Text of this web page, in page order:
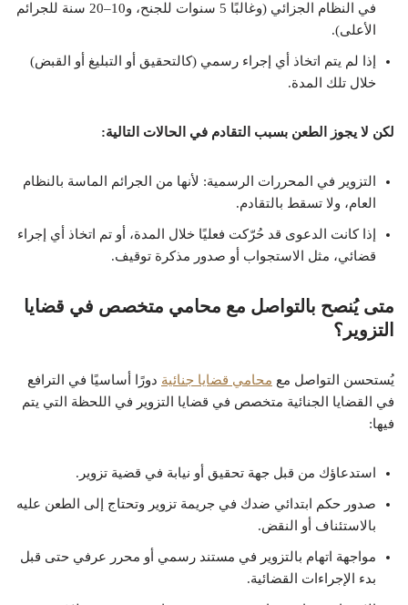
في النظام الجزائي (وغالبًا 5 سنوات للجنح، و10–20 سنة للجرائم
الأعلى).
إذا لم يتم اتخاذ أي إجراء رسمي (كالتحقيق أو التبليغ أو القبض)
خلال تلك المدة.
لكن لا يجوز الطعن بسبب التقادم في الحالات التالية:
التزوير في المحررات الرسمية: لأنها من الجرائم الماسة بالنظام
العام، ولا تسقط بالتقادم.
إذا كانت الدعوى قد حُرّكت فعليًا خلال المدة، أو تم اتخاذ أي إجراء
قضائي، مثل الاستجواب أو صدور مذكرة توقيف.
متى يُنصح بالتواصل مع محامي متخصص في قضايا
التزوير؟
يُستحسن التواصل مع محامي قضايا جنائية دورًا أساسيًا في الترافع
في القضايا الجنائية متخصص في قضايا التزوير في اللحظة التي يتم
فيها:
استدعاؤك من قبل جهة تحقيق أو نيابة في قضية تزوير.
صدور حكم ابتدائي ضدك في جريمة تزوير وتحتاج إلى الطعن عليه
بالاستئناف أو النقض.
مواجهة اتهام بالتزوير في مستند رسمي أو محرر عرفي حتى قبل
بدء الإجراءات القضائية.